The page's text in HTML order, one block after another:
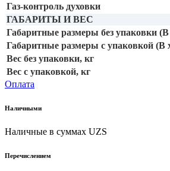
Газ-контроль духовки
ГАБАРИТЫ И ВЕС
Габаритные размеры без упаковки
Габаритные размеры с упаковкой
Вес без упаковки, кг
Вес с упаковкой, кг
Оплата
Наличными
Наличные в суммах UZS
Перечислением